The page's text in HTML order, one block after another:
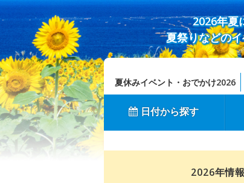
2026年夏
夏祭りなどの
夏休みイベント・おでかけ2026
日付から探す
2026年情